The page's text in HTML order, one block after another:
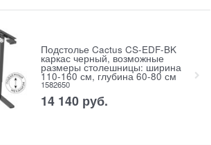
Подстолье Cactus CS-EDF-BK
каркас черный, возможные
размеры столешницы: ширина
110-160 см, глубина 60-80 см
1582650
14 140 руб.